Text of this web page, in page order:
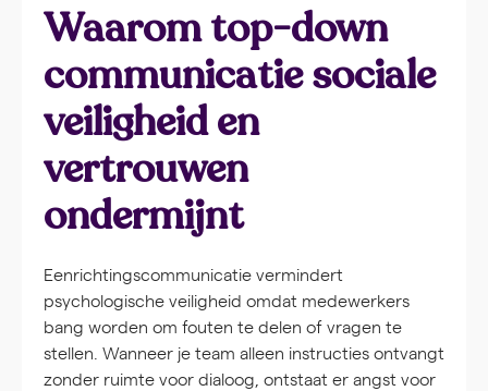
Waarom top-down
communicatie sociale
veiligheid en
vertrouwen
ondermijnt
Eenrichtingscommunicatie vermindert
psychologische veiligheid omdat medewerkers
bang worden om fouten te delen of vragen te
stellen. Wanneer je team alleen instructies ontvangt
zonder ruimte voor dialoog, ontstaat er angst voor